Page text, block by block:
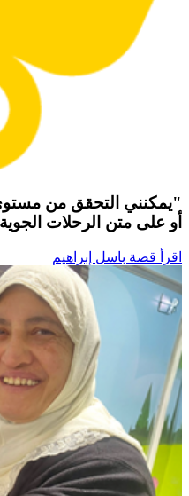
"يمكنني التحقق من مستوى
أو على متن الرحلات
اقرأ قصة باسل إبراهيم